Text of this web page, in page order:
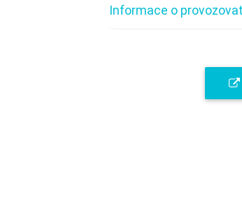
Informace o